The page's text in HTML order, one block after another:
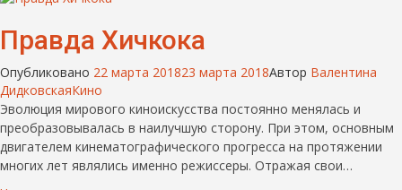
Правда Хичкока
Опубликовано 22 марта 201823 марта 2018Автор Валентина
ДидковскаяКино
Эволюция мирового киноискусства постоянно менялась и
преобразовывалась в наилучшую сторону. При этом, основным
двигателем кинематографического прогресса на протяжении
многих лет являлись именно режиссеры. Отражая свои…